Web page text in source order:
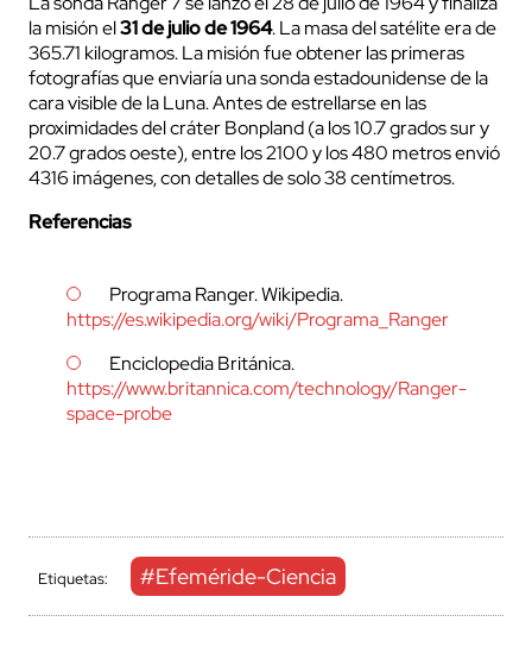
la misión el31 de julio de 1964. La masa del satélite era de
365.71 kilogramos. La misión fue obtener las primeras
fotografías que enviaría una sonda estadounidense de la
cara visible de la Luna. Antes de estrellarse en las
proximidades del cráter Bonpland (a los 10.7 grados sur y
20.7 grados oeste), entre los 2100 y los 480 metros envió
4316 imágenes, con detalles de solo 38 centímetros.
Referencias
Programa Ranger. Wikipedia.
https://es.wikipedia.org/wiki/Programa_Ranger
Enciclopedia Británica.
https://www.britannica.com/technology/Ranger-
space-probe
Etiquetas: #Efeméride-Ciencia